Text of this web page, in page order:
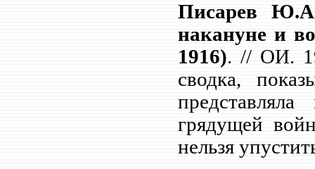
Писарев Ю.А.
накануне и
1916). // ОИ.
сводка,
грядущей
нельзя